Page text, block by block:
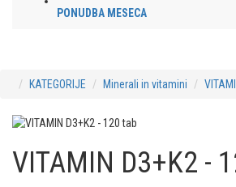
PONUDBA MESECA
KATEGORIJE
Minerali in vitamini
VITAMIN D3+K2 -